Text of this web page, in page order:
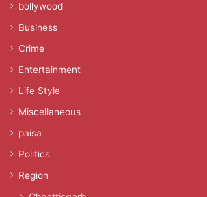
bollywood
Business
Crime
Entertainment
Life Style
Miscellaneous
paisa
Politics
Region